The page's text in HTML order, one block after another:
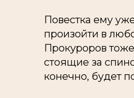
Повестка ему
произойти в
Прокуроров
стоящие за
конечно, будет